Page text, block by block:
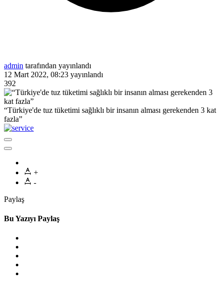
admin tarafından yayınlandı
12 Mart 2022, 08:23 yayınlandı
392
“Türkiye'de tuz tüketimi sağlıklı bir insanın alması gerekenden 3 kat
fazla”
+
-
Paylaş
Bu Yazıyı Paylaş